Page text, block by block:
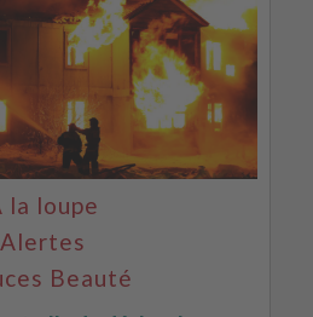
la loupe
Alertes
Beauté